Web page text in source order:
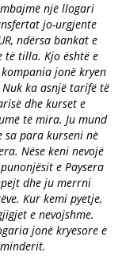
një llogari
jo-urgjente
ndërsa bankat e
të tilla. Kjo është e
jonë kryen
ka asnjë tarifë të
dhe kurset e
të mira. Ju mund
sa para kurseni në
Nëse keni nevojë
e Paysera
dhe ju merrni
Kur kemi pyetje,
e nevojshme.
jonë kryesore e